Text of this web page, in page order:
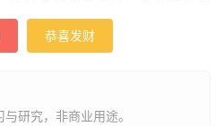
。”子牙接上书，展开观看。书
子牙公麾下：前者土行孙，合
理数难逃；贫道只有望崖垂泣而
恭喜发财
研究，非商业用途。